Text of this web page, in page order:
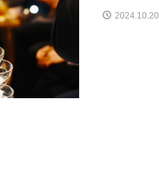
2024.10.20